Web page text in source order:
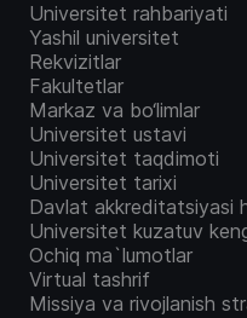
Universitet rahbariyati
Yashil universitet
Rekvizitlar
Fakultetlar
Markaz va bo‘limlar
Universitet ustavi
Universitet taqdimoti
Universitet tarixi
Davlat akkreditatsiyasi
Universitet kuzatuv
Ochiq ma`lumotlar
Virtual tashrif
Missiya va rivojlanish